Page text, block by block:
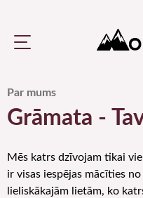
Par mums
Grāmata -
Mēs katrs dzīvojam tikai
ir visas iespējas mācīties
lieliskākajām lietām, ko